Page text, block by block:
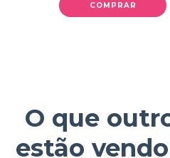
COMPRAR
O que
estão vendo